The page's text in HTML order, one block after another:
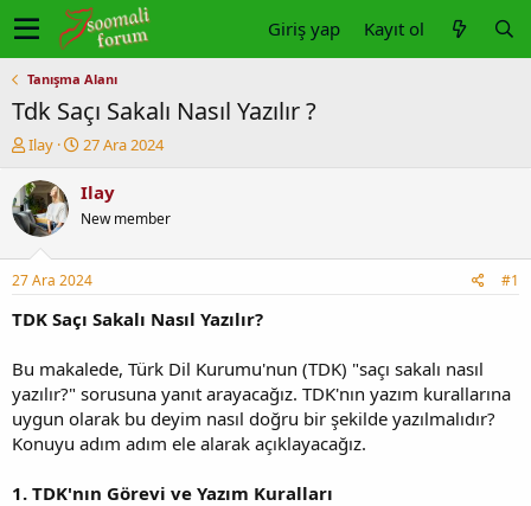
Giriş yap Kayıt ol
Tanışma Alanı
Tdk Saçı Sakalı Nasıl Yazılır ?
K
n
u
y
b
a
ş
t
a
n
Ilay
B
ş
a
g
ı
ç
r
i
h
i
27 Ara 2024
Ilay
New member
27 Ara 2024 #1
TDK Saçı Sakalı Nasıl Yazılır?
Bu makalede, Türk Dil Kurumu'nun (TDK) "saçı sakalı nasıl
yazılır?" sorusuna yanıt arayacağız. TDK'nın yazım kurallarına
uygun olarak bu deyim nasıl doğru bir şekilde yazılmalıdır?
Konuyu adım adım ele alarak açıklayacağız.
1. TDK'nın Görevi ve Yazım Kuralları